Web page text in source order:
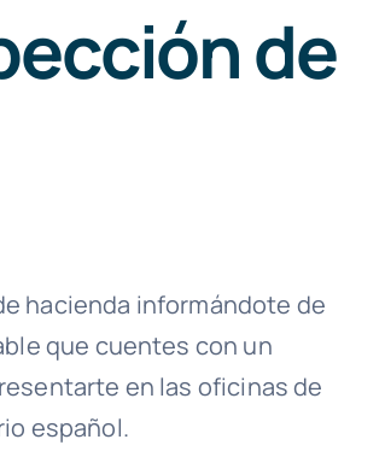
de
hacienda informándote de
que cuentes con un
en las oficinas de
español.